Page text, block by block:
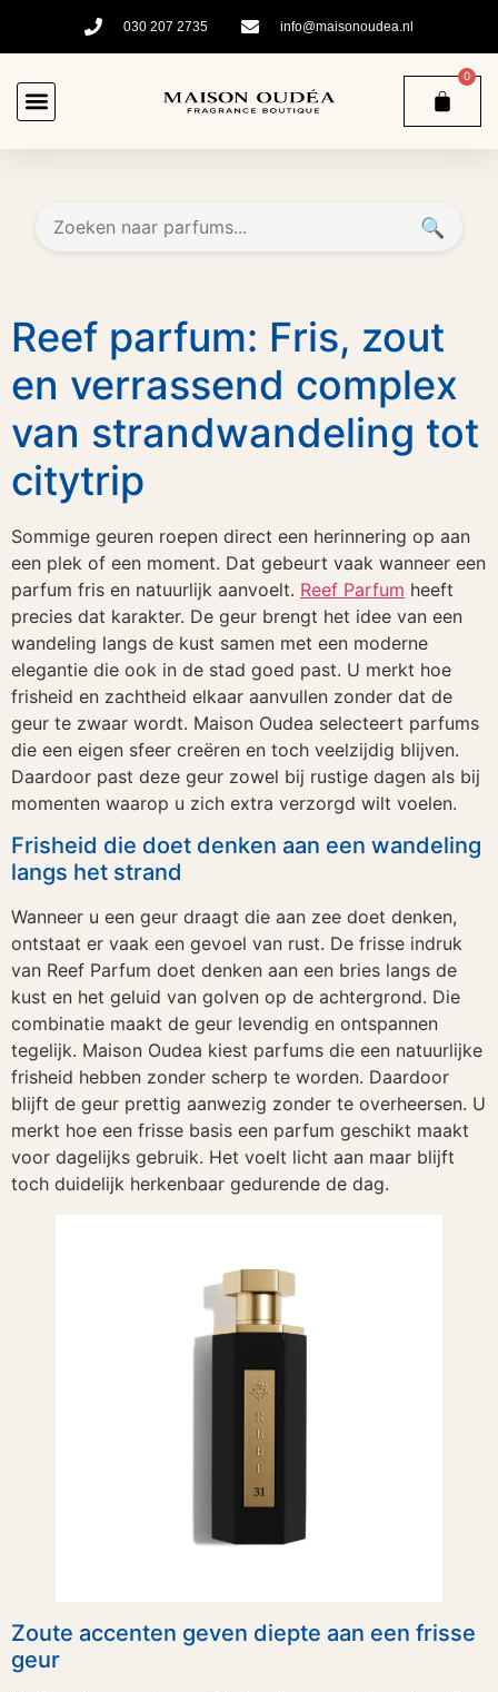
030 207 2735 info@maisonoudea.nl
0
🔍
Reef parfum: Fris, zout
en verrassend complex
van strandwandeling tot
citytrip
Sommige geuren roepen direct een herinnering op aan
een plek of een moment. Dat gebeurt vaak wanneer een
parfum fris en natuurlijk aanvoelt. Reef Parfum heeft
precies dat karakter. De geur brengt het idee van een
wandeling langs de kust samen met een moderne
elegantie die ook in de stad goed past. U merkt hoe
frisheid en zachtheid elkaar aanvullen zonder dat de
geur te zwaar wordt. Maison Oudea selecteert parfums
die een eigen sfeer creëren en toch veelzijdig blijven.
Daardoor past deze geur zowel bij rustige dagen als bij
momenten waarop u zich extra verzorgd wilt voelen.
Frisheid die doet denken aan een wandeling
langs het strand
Wanneer u een geur draagt die aan zee doet denken,
ontstaat er vaak een gevoel van rust. De frisse indruk
van Reef Parfum doet denken aan een bries langs de
kust en het geluid van golven op de achtergrond. Die
combinatie maakt de geur levendig en ontspannen
tegelijk. Maison Oudea kiest parfums die een natuurlijke
frisheid hebben zonder scherp te worden. Daardoor
blijft de geur prettig aanwezig zonder te overheersen. U
merkt hoe een frisse basis een parfum geschikt maakt
voor dagelijks gebruik. Het voelt licht aan maar blijft
toch duidelijk herkenbaar gedurende de dag.
Zoute accenten geven diepte aan een frisse
geur